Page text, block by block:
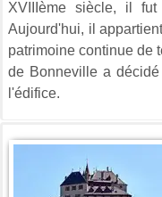
XVIIIème siècle, il
Aujourd'hui, il
patrimoine continue de
de Bonneville a
l'édifice.